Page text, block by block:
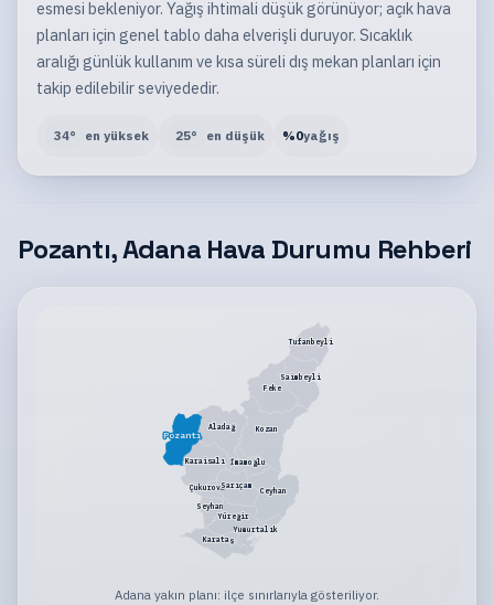
esmesi bekleniyor. Yağış ihtimali düşük görünüyor; açık hava
planları için genel tablo daha elverişli duruyor. Sıcaklık
aralığı günlük kullanım ve kısa süreli dış mekan planları için
takip edilebilir seviyededir.
34° en yüksek 25° en düşük %0yağış
Pozantı, Adana Hava Durumu Rehberi
Aladağ
Ceyhan
Çukurova
Feke
İmamoğlu
Karaisalı
Karataş
Kozan
Saimbeyli
Sarıçam
Seyhan
Tufanbeyli
Yumurtalık
Yüreğir
Pozantı
Adana yakın planı: ilçe sınırlarıyla gösteriliyor.